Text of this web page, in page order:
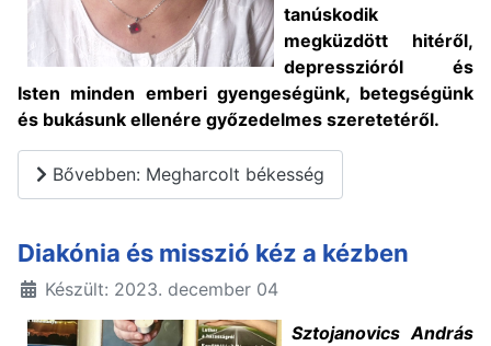
tanúskodik
megküzdött hitéről,
depresszióról és
Isten minden emberi gyengeségünk, betegségünk
és bukásunk ellenére győzedelmes szeretetéről.
Bővebben: Megharcolt békesség
Diakónia és misszió kéz a kézben
Készült: 2023. december 04
Sztojanovics András